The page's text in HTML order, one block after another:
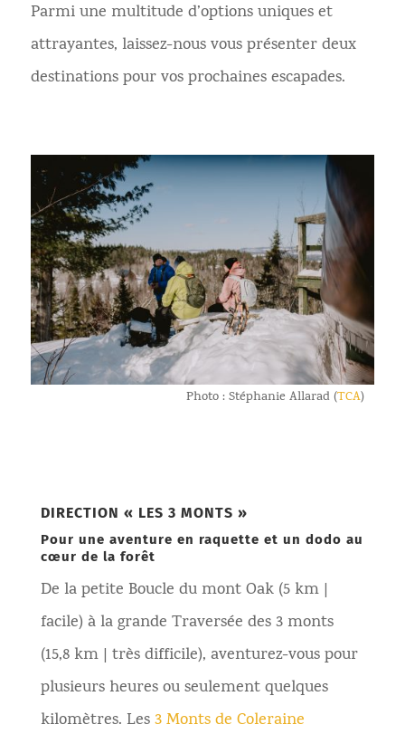
Parmi une multitude d’options uniques et
attrayantes, laissez-nous vous présenter deux
destinations pour vos prochaines escapades.
Photo : Stéphanie Allarad (TCA)
DIRECTION « LES 3 MONTS »
Pour une aventure en raquette et un dodo au
cœur de la forêt
De la petite Boucle du mont Oak (5 km |
facile) à la grande Traversée des 3 monts
(15,8 km | très difficile), aventurez-vous pour
plusieurs heures ou seulement quelques
kilomètres. Les3 Monts de Coleraine